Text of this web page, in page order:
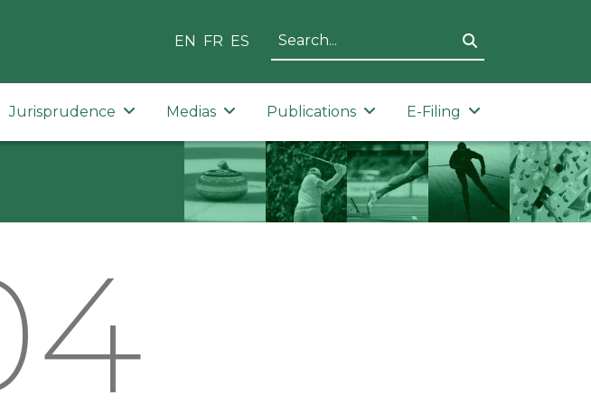
EN FR ES
Jurisprudence Medias Publications E-Filing